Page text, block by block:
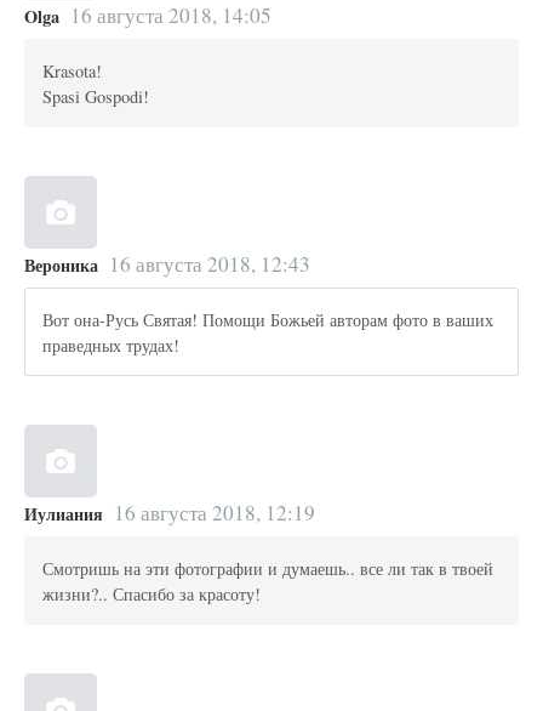
Olga 16 августа 2018, 14:05
Krasota!
Spasi Gospodi!
Вероника 16 августа 2018, 12:43
Вот она-Русь Святая! Помощи Божьей авторам фото в ваших
праведных трудах!
Иулиания 16 августа 2018, 12:19
Смотришь на эти фотографии и думаешь.. все ли так в твоей
жизни?.. Спасибо за красоту!